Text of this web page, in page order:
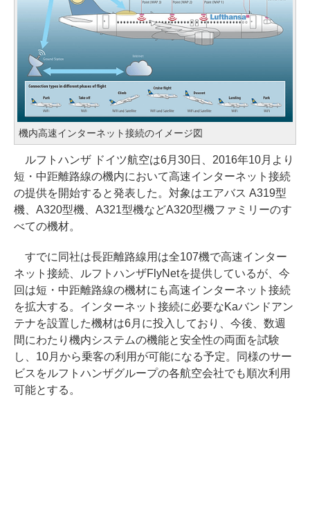
機内高速インターネット接続のイメージ図
ルフトハンザ ドイツ航空は6月30日、2016年10月より
短・中距離路線の機内において高速インターネット接続
の提供を開始すると発表した。対象はエアバス A319型
機、A320型機、A321型機などA320型機ファミリーのす
べての機材。
すでに同社は長距離路線用は全107機で高速インター
ネット接続、ルフトハンザFlyNetを提供しているが、今
回は短・中距離路線の機材にも高速インターネット接続
を拡大する。インターネット接続に必要なKaバンドアン
テナを設置した機材は6月に投入しており、今後、数週
間にわたり機内システムの機能と安全性の両面を試験
し、10月から乗客の利用が可能になる予定。同様のサー
ビスをルフトハンザグループの各航空会社でも順次利用
可能とする。